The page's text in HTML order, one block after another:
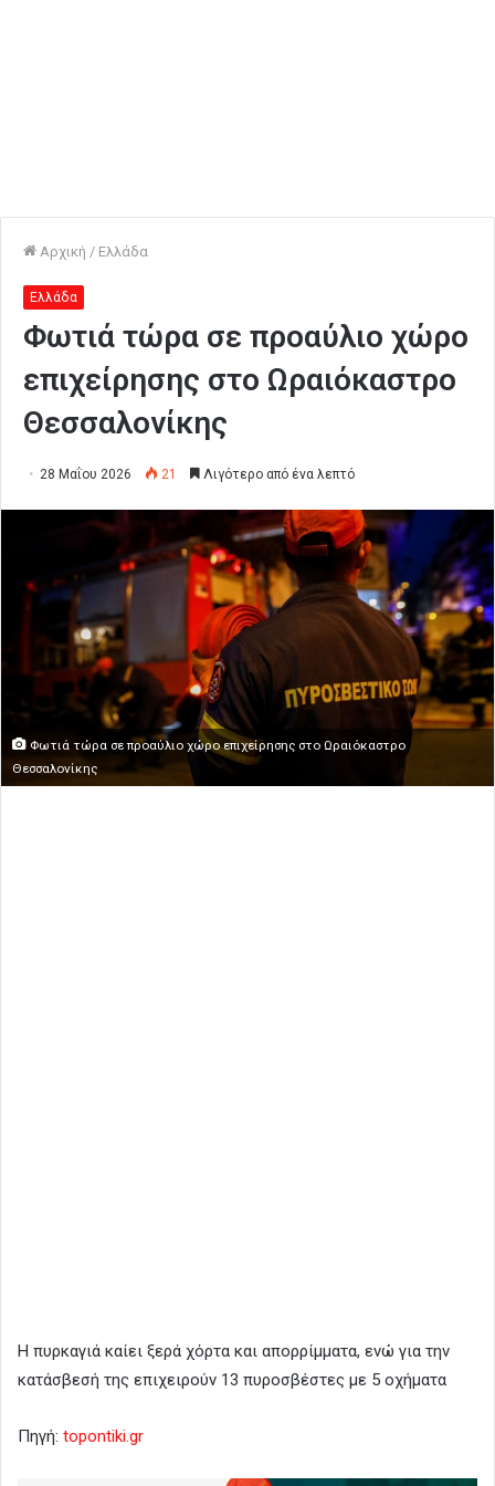
Αρχική / Ελλάδα
Ελλάδα
Φωτιά τώρα σε προαύλιο χώρο
επιχείρησης στο Ωραιόκαστρο
Θεσσαλονίκης
28 Μαΐου 2026 21 Λιγότερο από ένα λεπτό
Φωτιά τώρα σε προαύλιο χώρο επιχείρησης στο Ωραιόκαστρο
Θεσσαλονίκης
Η πυρκαγιά καίει ξερά χόρτα και απορρίμματα, ενώ για την
κατάσβεσή της επιχειρούν 13 πυροσβέστες με 5 οχήματα
Πηγή: topontiki.gr